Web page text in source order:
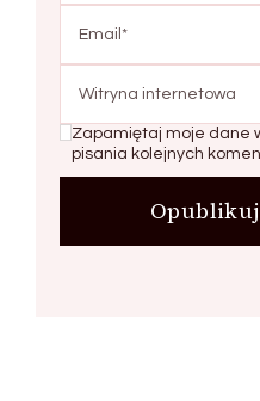
Zapamiętaj moje dane
pisania kolejnych